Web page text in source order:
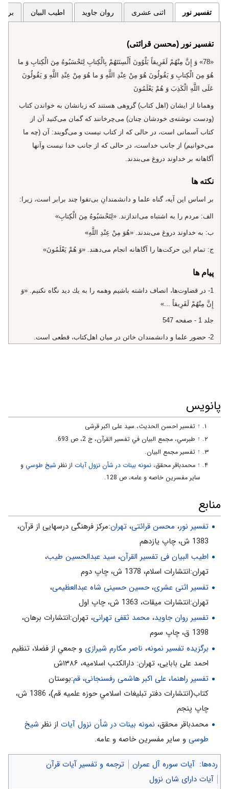
تفسیر نور اثنی عشری روان جاوید اطیب البیان
تفسیر نور (محسن قرائتی)
«78» وَ إِنَّ مِنْهُمْ لَفَرِيقاً يَلْوُونَ أَلْسِنَتَهُمْ بِالْكِتابِ لِتَحْسَبُوهُ مِنَ الْكِتابِ وَ ما
هُوَ مِنَ الْكِتابِ وَ يَقُولُونَ هُوَ مِنْ عِنْدِ اللَّهِ وَ ما هُوَ مِنْ عِنْدِ اللَّهِ وَ يَقُولُونَ
عَلَى اللَّهِ الْكَذِبَ وَ هُمْ يَعْلَمُونَ‌
وهمانا از ايشان (اهل كتاب) گروهى هستند كه زبانشان به خواندن كتاب
(ودست نوشته‌ى خودشان چنان) مى‌چرخانند كه گمان مى‌كنيد آن از
كتاب آسمانى است، در حالى كه از كتاب نيست و مى‌گويند: آن (چه ما
مى‌خوانيم) از جانب خداست، در حالى كه از جانب خدا نيست وآنها
آگاهانه بر خداوند دروغ مى‌بندند.
نکته ها
بر اساس اين آيه، گناه علما و دانشمندانِ بى‌تقوا چند برابر است، زيرا:
الف: مردم را به اشتباه مى‌اندازند. «لِتَحْسَبُوهُ مِنَ الْكِتابِ»
ب: به خداوند دروغ مى‌بندند. «هُوَ مِنْ عِنْدِ اللَّهِ»
ج: تمام اين حركت‌ها را آگاهانه انجام مى‌دهند. «وَ هُمْ يَعْلَمُونَ»
پیام ها
1- در قضاوت‌ها، انصاف داشته باشيم وهمه را به يك ديد نگاه نكنيم. «وَ
إِنَّ مِنْهُمْ لَفَرِيقاً ...»
جلد 1 - صفحه 547
2- حضور علما و دانشمندان خائن در ميان اهل‌كتاب، قطعى است.
5- گمراه كنندگان، مقدّسات مذهبى و كتب آسمانى را دستاويز خود قرار
مى‌دهند. «بِالْكِتابِ»
6- التقاط، از حربه‌هاى زهرآگين فرهنگى دشمن است. «لِتَحْسَبُوهُ مِنَ
7- اگر دشمن زمينه‌ى پذيرش انحراف را در شما ببيند، ادّعاهاى
اللَّهِ»
8- بزرگ‌ترين خيانت به فرهنگ وعقيده‌ى انسان، تحريفِ آگاهانه
ومغرضانه‌ى علما و خواصّ است. «يَقُولُونَ عَلَى اللَّهِ الْكَذِبَ وَ هُمْ
يَعْلَمُونَ»
پانویس
↑ تفسیر احسن الحدیث، سید علی اکبر قرشی
↑ طبرسي، مجمع البيان في تفسير القرآن، ج ‌2، ص 693.
↑ تفسير مجمع البيان.
↑ محمدباقر محقق،‌ نمونه بينات در شأن نزول آيات از نظر شيخ طوسي و
ساير مفسرين خاصه و عامه، ص 128.
منابع
تفسیر نور، محسن قرائتی، تهران:مركز فرهنگى درسهايى از قرآن،
1383 ش، چاپ يازدهم
اطیب البیان فی تفسیر القرآن‌، سید عبدالحسین طیب،
تهران:انتشارات اسلام‌، 1378 ش‌، چاپ دوم‌
تفسیر اثنی عشری،حسین حسینی شاه عبدالعظیمی،
تهران:انتشارات ميقات، 1363 ش، چاپ اول
تفسیر روان جاوید، محمد ثقفی تهرانی، تهران:انتشارات برهان،
1398 ق، چاپ سوم
برگزیده تفسیر نمونه، ناصر مکارم شیرازی و جمعي از فضلا، تنظیم
احمد علی بابایی، تهران: دارالکتب اسلامیه، ۱۳۸۶ش
تفسیر راهنما، علی اکبر هاشمی رفسنجانی، قم:بوستان
كتاب(انتشارات دفتر تبليغات اسلامي حوزه علميه قم)، 1386 ش‌،
چاپ پنجم‌
محمدباقر محقق، نمونه بینات در شأن نزول آیاتاز نظر شیخ
طوسیو سایر مفسرین خاصه و عامه.
رده‌ها: آیات سوره آل عمران
ترجمه و تفسیر آیات قرآن
آیات دارای شان نزول